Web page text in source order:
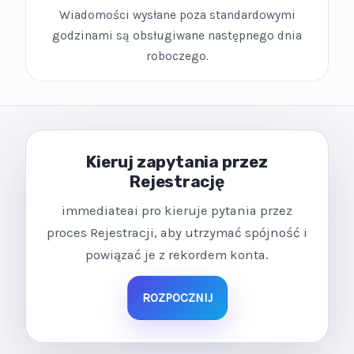
Wiadomości wysłane poza standardowymi
godzinami są obsługiwane następnego dnia
roboczego.
Kieruj zapytania przez
Rejestrację
immediateai pro kieruje pytania przez
proces Rejestracji, aby utrzymać spójność i
powiązać je z rekordem konta.
ROZPOCZNIJ